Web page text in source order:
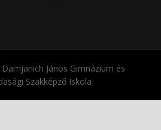
János Gimnázium és
Szakképző Iskola